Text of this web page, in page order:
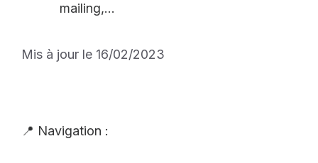
mailing,...
Mis à jour le 16/02/2023
📍 Navigation :